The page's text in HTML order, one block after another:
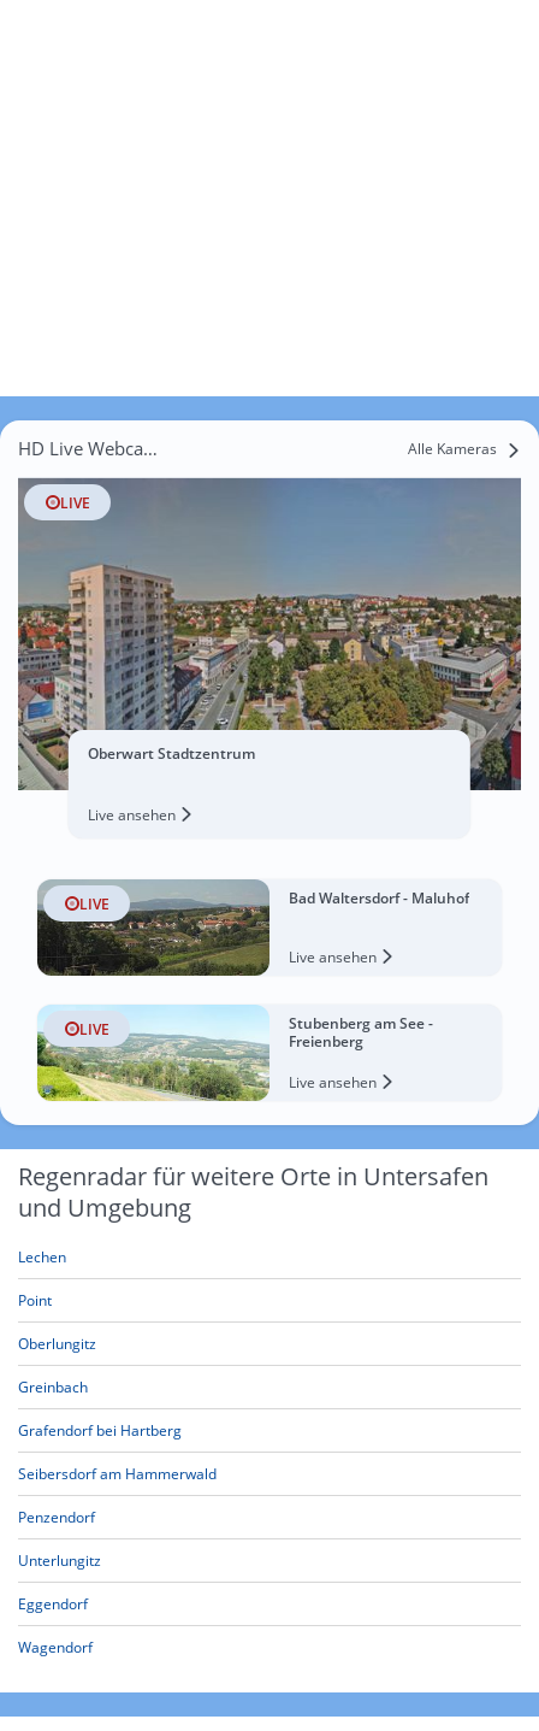
HD Live Webcams Untersafen Alle Kameras
LIVE
Oberwart Stadtzentrum
Live ansehen
LIVE Bad Waltersdorf - Maluhof
Live ansehen
LIVE
Stubenberg am See -
Freienberg
Live ansehen
Regenradar für weitere Orte in Untersafen
und Umgebung
Lechen
Point
Oberlungitz
Greinbach
Grafendorf bei Hartberg
Seibersdorf am Hammerwald
Penzendorf
Unterlungitz
Eggendorf
Wagendorf